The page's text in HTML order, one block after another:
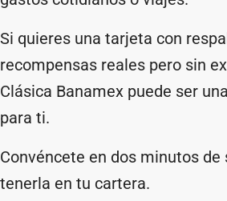
Si quieres una tarjeta con
recompensas reales pero sin
Clásica Banamex puede ser
para ti.
Convéncete en dos minutos de
tenerla en tu cartera.